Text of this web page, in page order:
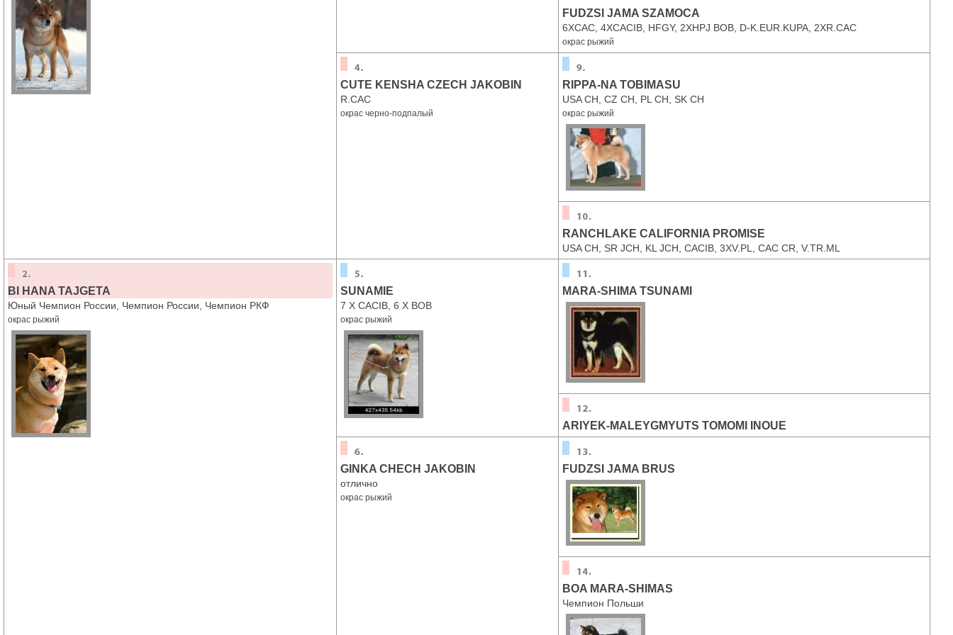
FUDZSI JAMA SZAMOCA
6XCAC, 4XCACIB, HFGY, 2XHPJ BOB, D-K.EUR.KUPA, 2XR.CAC
окрас рыжий
CUTE KENSHA CZECH JAKOBIN
R.CAC
окрас черно-подпалый
RIPPA-NA TOBIMASU
USA CH, CZ CH, PL CH, SK CH
окрас рыжий
RANCHLAKE CALIFORNIA PROMISE
USA CH, SR JCH, KL JCH, CACIB, 3XV.PL, CAC CR, V.TR.ML
BI HANA TAJGETA
Юный Чемпион России, Чемпион России, Чемпион РКФ
окрас рыжий
SUNAMIE
7 X CACIB, 6 X BOB
окрас рыжий
MARA-SHIMA TSUNAMI
ARIYEK-MALEYGMYUTS TOMOMI INOUE
GINKA CHECH JAKOBIN
отлично
окрас рыжий
FUDZSI JAMA BRUS
BOA MARA-SHIMAS
Чемпион Польши